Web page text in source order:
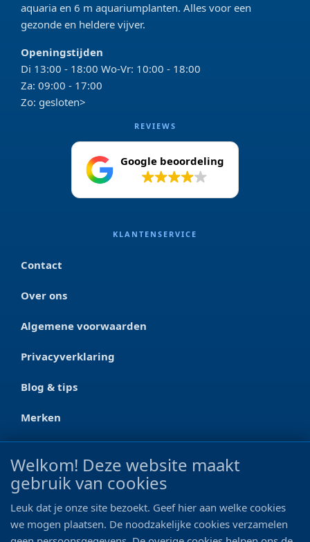
aquaria en 6 m aquariumplanten. Alles voor een
gezonde en heldere vijver.
Openingstijden
Di 13:00 - 18:00 Wo-Vr: 10:00 - 18:00
Za: 09:00 - 17:00
Zo: gesloten>
REVIEWS
Google beoordeling
KLANTENSERVICE
Contact
Over ons
Algemene voorwaarden
Privacyverklaring
Blog & tips
Merken
CONTACT
Ootmarsumseweg 125a
0546 - 622 990
Welkom! Deze website maakt
gebruik van cookies
Leuk dat je onze site bezoekt. Geef hier aan welke cookies
we mogen plaatsen. De noodzakelijke cookies verzamelen